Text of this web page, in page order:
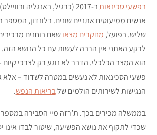
בפשעי סכינאות
ב-2017 (כרגיל, באנגליה
אנשים ממיעוטים אתניים שונים. בלונדון, המספר
שליש. בפועל, מחקרים מצאושאם בוחנים
לרקע האתני אין הרבה לעשות עם כל הנושא
הוא המצב הכלכלי. הדבר לא נוגע רק לצרכי
פשעי הסכינאות לא נעשים במטרה לשדוד – אלא
הנגישות לשירותים הולמים שלבריאות הנפש.
בממשלה מכירים בכך. ת’רזה מיי הסבירה במספר
שכדי לתקוף את נושא הפשיעה, שיטור לבדו אינו